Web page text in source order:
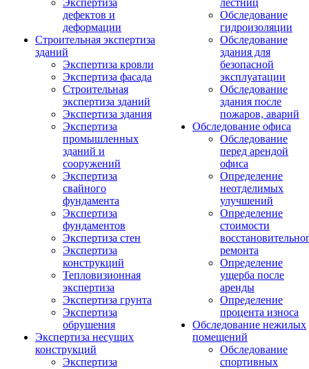
Экспертиза
дефектов и
деформации
Строительная экспертиза
зданий
Экспертиза кровли
Экспертиза фасада
Строительная
экспертиза зданий
Экспертиза здания
Экспертиза
промышленных
зданий и
сооружений
Экспертиза
свайного
фундамента
Экспертиза
фундаментов
Экспертиза стен
Экспертиза
конструкций
Тепловизионная
экспертиза
Экспертиза грунта
Экспертиза
обрушения
Экспертиза несущих
конструкций
Экспертиза
лестниц
Обследование
гидроизоляции
Обследование
здания для
безопасной
эксплуатации
Обследование
здания после
пожаров, аварий
Обследование офиса
Обследование
перед арендой
офиса
Определение
неотделимых
улучшений
Определение
стоимости
ремонта
Определение
ущерба после
аренды
Определение
процента износа
Обследование нежилых
помещений
Обследование
спортивных